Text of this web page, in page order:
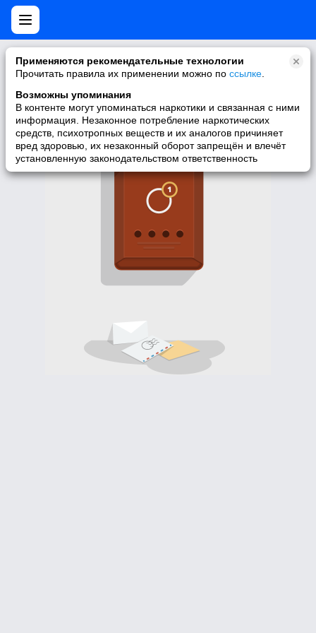
Применяются рекомендательные технологии
Прочитать правила их применении можно по ссылке
Возможны упоминания
В контенте могут упоминаться наркотики и связанная с ними
информация. Незаконное потребление наркотических
средств, психотропных веществ и их аналогов причиняет
вред здоровью, их незаконный оборот запрещён и влечёт
установленную законодательством ответственность
Нет мобильной версии
У запрашиваемой вами страницы нет версии для мобильных
версию Моего Мира.
Перейти на полную версию